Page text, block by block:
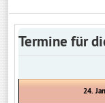
Termine für
24.